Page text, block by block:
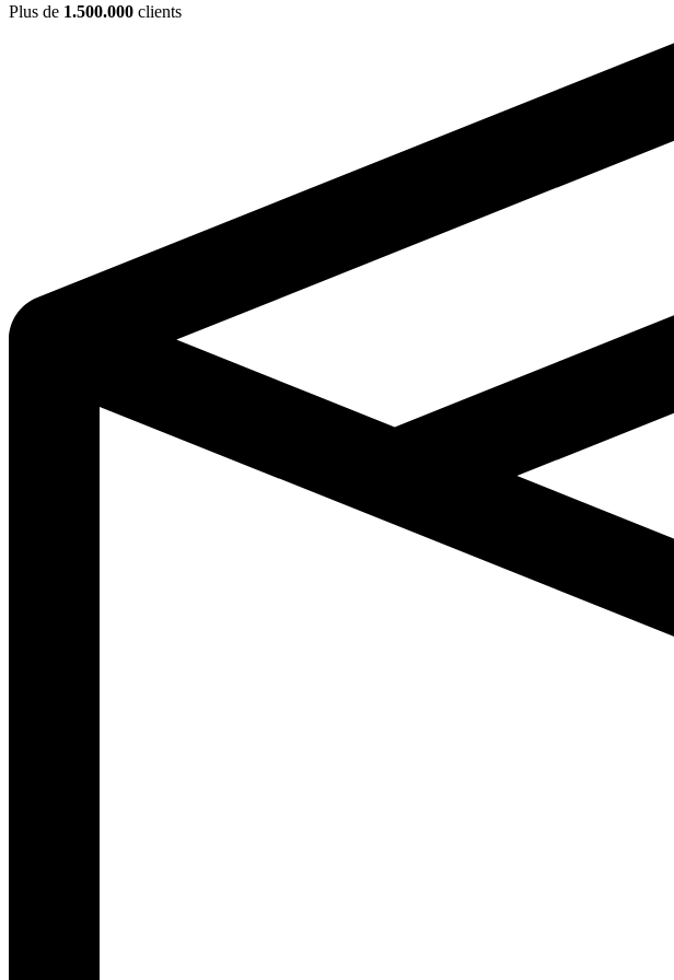
Plus de 1.500.000 clients